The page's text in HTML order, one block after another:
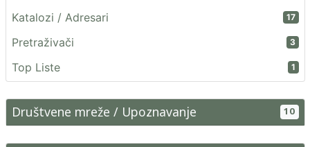
Katalozi / Adresari 17
Pretraživači 3
Top Liste 1
Društvene mreže / Upoznavanje 10